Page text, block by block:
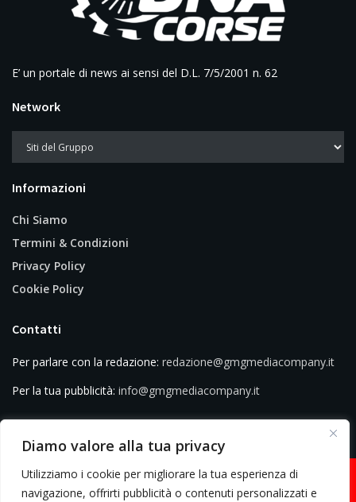
Diamo valore alla tua privacy
Utilizziamo i cookie per migliorare la tua esperienza di
navigazione, offrirti pubblicità o contenuti personalizzati e
E’ un portale di news ai sensi del D.L. 7/5/2001 n. 62
Network
Informazioni
Chi Siamo
Termini & Condizioni
Privacy Policy
Cookie Policy
Contatti
Per parlare con la redazione: redazione@gmgmediacompany.it
Per la tua pubblicità: info@gmgmediacompany.it